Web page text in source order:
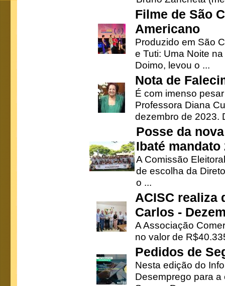
Filme de São
Americano
Produzido em São
e Tuti: Uma Noite
Doimo, levou o ...
Nota de
É com imenso
Professora Diana
dezembro de 2023.
Posse da
Ibaté mandato
A Comissão
de escolha da
o ...
ACISC realiza
Carlos -
A Associação
no valor de
Pedidos de
Nesta edição do
Desemprego para